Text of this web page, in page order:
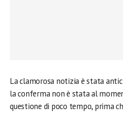
La clamorosa notizia è stata
la conferma non è stata al
questione di poco tempo, prima